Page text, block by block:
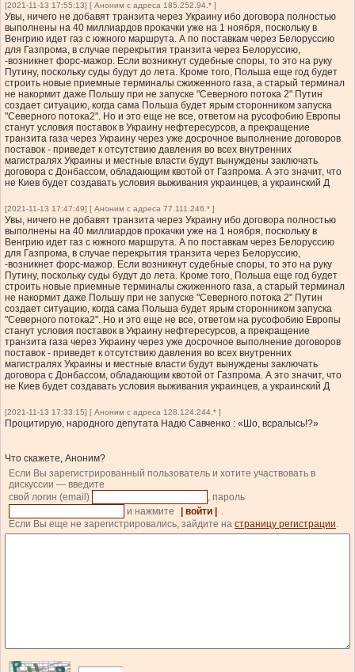
[2021-11-13 17:55:13] [ Аноним с адреса 185.252.94.* ]
Увы, ничего не добавят транзита через Украину ибо договора полностью
выполнены на 40 миллиардов прокачки уже на 1 ноября, поскольку в
Венгрию идет газ с южного маршрута. А по поставкам через Белоруссию
для Газпрома, в случае перекрытия транзита через Белоруссию,
-возникнет форс-мажор. Если возникнут судебные споры, то это на руку
Путину, поскольку суды будут до лета. Кроме того, Польша еще год будет
строить новые приемные терминалы сжиженного газа, а старый терминал
не накормит даже Польшу при не запуске "Северного потока 2" Путин
создает ситуацию, когда сама Польша будет ярым сторонником запуска
"Северного потока2". Но и это еще не все, ответом на русофобию Европы
станут условия поставок в Украину нефтересурсов, а прекращение
транзита газа через Украину через уже досрочное выполнение договоров
поставок - приведет к отсутствию давления во всех внутренних
магистралях Украины и местные власти будут вынуждены заключать
договора с Донбассом, обладающим квотой от Газпрома. А это значит, что
не Киев будет создавать условия выживания украинцев, а украинский Д
[2021-11-13 17:47:49] [ Аноним с адреса 77.111.246.* ]
Увы, ничего не добавят транзита через Украину ибо договора полностью
выполнены на 40 миллиардов прокачки уже на 1 ноября, поскольку в
Венгрию идет газ с южного маршрута. А по поставкам через Белоруссию
для Газпрома, в случае перекрытия транзита через Белоруссию,
-возникнет форс-мажор. Если возникнут судебные споры, то это на руку
Путину, поскольку суды будут до лета. Кроме того, Польша еще год будет
строить новые приемные терминалы сжиженного газа, а старый терминал
не накормит даже Польшу при не запуске "Северного потока 2" Путин
создает ситуацию, когда сама Польша будет ярым сторонником запуска
"Северного потока2". Но и это еще не все, ответом на русофобию Европы
станут условия поставок в Украину нефтересурсов, а прекращение
транзита газа через Украину через уже досрочное выполнение договоров
поставок - приведет к отсутствию давления во всех внутренних
магистралях Украины и местные власти будут вынуждены заключать
договора с Донбассом, обладающим квотой от Газпрома. А это значит, что
не Киев будет создавать условия выживания украинцев, а украинский Д
[2021-11-13 17:33:15] [ Аноним с адреса 128.124.244.* ]
Процитирую, народного депутата Надю Савченко : «Шо, всралысь!?»
Что скажете, Аноним?
Если Вы зарегистрированный пользователь и хотите участвовать в
дискуссии — введите
свой логин (email)
, пароль
и нажмите
| войти |
.
Если Вы еще не зарегистрировались, зайдите на страницу регистрации.